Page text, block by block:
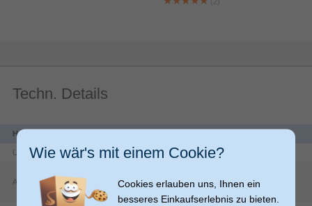
Techn. Details
Herstellerdaten
Unternehmen Hama GmbH & Co KG
Adresse
86653 Monheim
Wie wär's mit einem Cookie?
Cookies erlauben uns, Ihnen ein
besseres Einkaufserlebnis zu bieten.